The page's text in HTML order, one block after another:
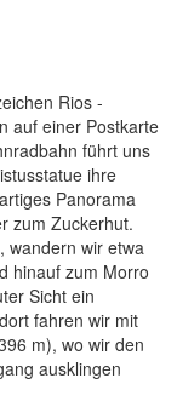
Rios -
auf einer Postkarte
führt uns
ihre
Panorama
zum Zuckerhut.
wandern wir etwa
hinauf zum Morro
Sicht ein
fahren wir mit
m), wo wir den
ausklingen